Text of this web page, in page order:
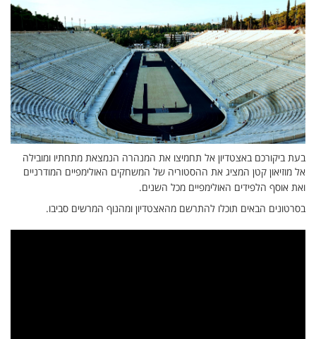
בעת ביקורכם באצטדיון אל תחמיצו את המנהרה הנמצאת מתחתיו ומובילה
אל מוזיאון קטן המציג את ההסטוריה של המשחקים האולימפיים המודרניים
ואת אוסף הלפידים האולימפיים מכל השנים.
בסרטונים הבאים תוכלו להתרשם מהאצטדיון ומהנוף המרשים סביבו.